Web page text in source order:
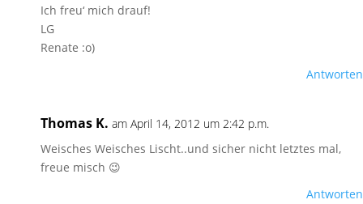
Ich freu‘ mich drauf!
LG
Renate :o)
Antworten
Thomas K. am April 14, 2012 um 2:42 p.m.
Weisches Weisches Lischt..und sicher nicht letztes mal,
freue misch 😉
Antworten